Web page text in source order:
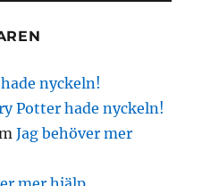
nyckeln!
Potter hade nyckeln!
Jag behöver mer